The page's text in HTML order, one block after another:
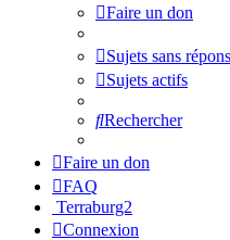
Faire un don
Sujets sans
Sujets actifs
Rechercher
Faire un don
FAQ
Terraburg2
Connexion